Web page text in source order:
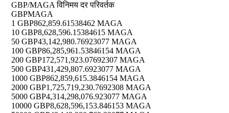
GBP/MAGA विनिमय दर परिवर्तक
GBPMAGA
1 GBP862,859.61538462 MAGA
10 GBP8,628,596.15384615 MAGA
50 GBP43,142,980.76923077 MAGA
100 GBP86,285,961.53846154 MAGA
200 GBP172,571,923.07692307 MAGA
500 GBP431,429,807.6923077 MAGA
1000 GBP862,859,615.3846154 MAGA
2000 GBP1,725,719,230.7692308 MAGA
5000 GBP4,314,298,076.923077 MAGA
10000 GBP8,628,596,153.846153 MAGA